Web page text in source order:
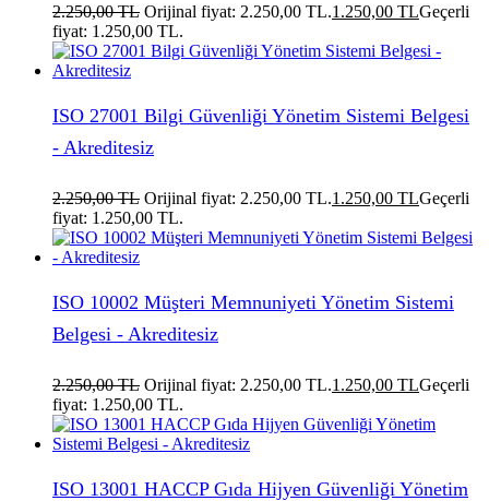
2.250,00TL Orijinal fiyat: 2.250,00 TL.1.250,00 TLGeçerli
fiyat: 1.250,00 TL.
ISO 27001 Bilgi Güvenliği Yönetim Sistemi Belgesi
- Akreditesiz
2.250,00TL Orijinal fiyat: 2.250,00 TL.1.250,00 TLGeçerli
fiyat: 1.250,00 TL.
ISO 10002 Müşteri Memnuniyeti Yönetim Sistemi
Belgesi - Akreditesiz
2.250,00TL Orijinal fiyat: 2.250,00 TL.1.250,00 TLGeçerli
fiyat: 1.250,00 TL.
ISO 13001 HACCP Gıda Hijyen Güvenliği Yönetim